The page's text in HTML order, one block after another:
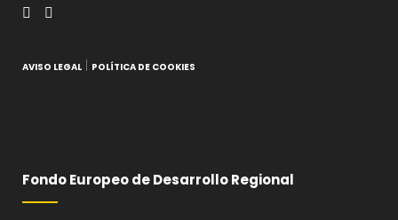
AVISO LEGAL | POLÍTICA DE COOKIES
Fondo Europeo de Desarrollo Regional